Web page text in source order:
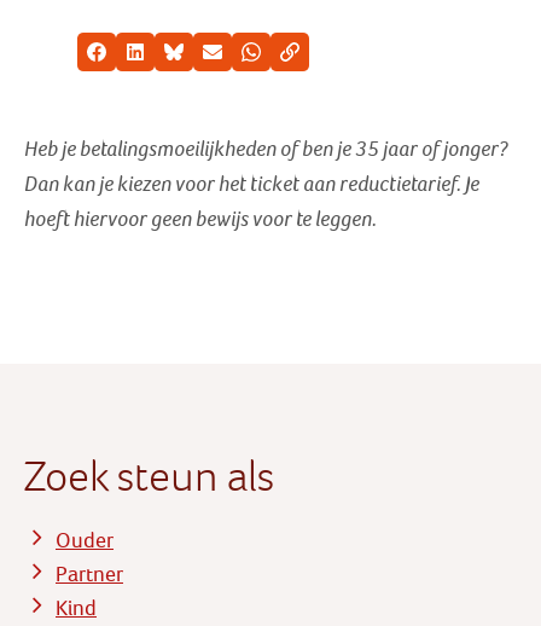
Facebook
LinkedInBlueskyE-mailWhatsappKopieer link
Heb je betalingsmoeilijkheden of ben je 35 jaar of jonger?
Dan kan je kiezen voor het ticket aan reductietarief. Je
hoeft hiervoor geen bewijs voor te leggen.
Zoek steun als
Ouder
Partner
Kind